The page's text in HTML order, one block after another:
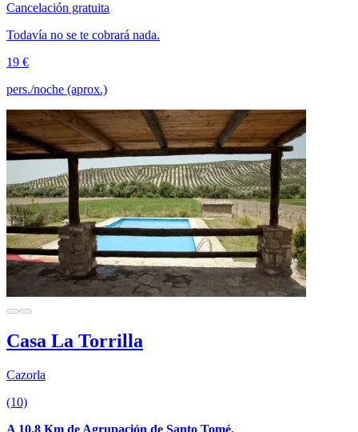
Cancelación gratuita
Todavía no se te cobrará nada.
19 €
pers./noche (aprox.)
Casa La Torrilla
Cazorla
(10)
A 10.8 Km de Agrupación de Santo Tomé.